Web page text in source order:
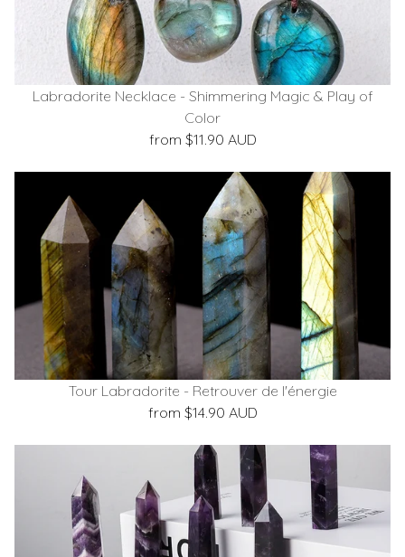
Labradorite Necklace - Shimmering Magic & Play of
Color
from $11.90 AUD
Tour Labradorite - Retrouver de l'énergie
from $14.90 AUD